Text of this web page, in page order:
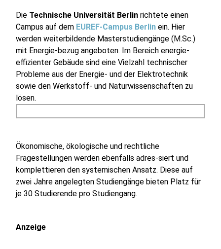
Die Technische Universität Berlin richtete einen
Campus auf dem EUREF-Campus Berlin ein. Hier
werden weiterbildende Masterstudiengänge (M.Sc.)
mit Energie-bezug angeboten. Im Bereich energie-
effizienter Gebäude sind eine Vielzahl technischer
Probleme aus der Energie- und der Elektrotechnik
sowie den Werkstoff- und Naturwissenschaften zu
lösen.
Ökonomische, ökologische und rechtliche
Fragestellungen werden ebenfalls adres-siert und
komplettieren den systemischen Ansatz. Diese auf
zwei Jahre angelegten Studiengänge bieten Platz für
je 30 Studierende pro Studiengang.
Anzeige